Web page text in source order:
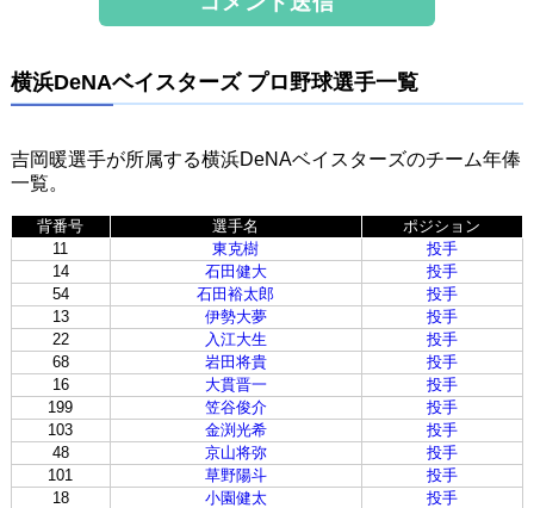
横浜DeNAベイスターズ プロ野球選手一覧
吉岡暖選手が所属する横浜DeNAベイスターズのチーム年俸
一覧。
背番号 選手名
ポジション
11
東克樹
投手
14
石田健大
投手
54
石田裕太郎
投手
13
伊勢大夢
投手
22
入江大生
投手
68
岩田将貴
投手
16
大貫晋一
投手
199
笠谷俊介
投手
103
金渕光希
投手
48
京山将弥
投手
101
草野陽斗
投手
18
小園健太
投手